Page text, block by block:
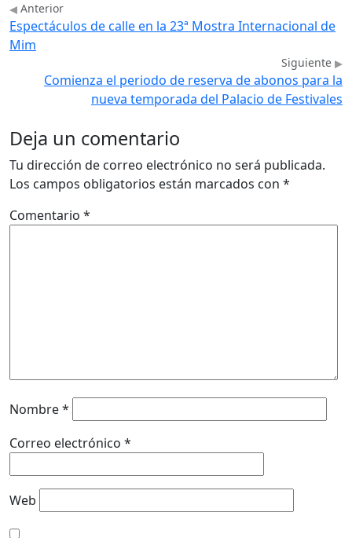
Anterior
Espectáculos de calle en la 23ª Mostra Internacional de
Mim
Siguiente
Comienza el periodo de reserva de abonos para la
nueva temporada del Palacio de Festivales
Deja un comentario
Tu dirección de correo electrónico no será publicada.
Los campos obligatorios están marcados con *
Comentario *
Nombre*
Correo electrónico *
Web